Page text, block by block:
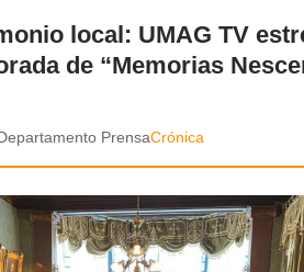
✕local: UMAG TV
de “Memorias
PrensaCrónica